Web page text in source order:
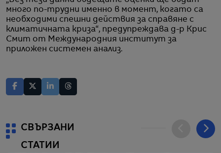
много по-трудни именно в момент, когато са
необходими спешни действия за справяне с
климатичната криза“, предупреждава д-р Крис
Смит от Международния институт за
приложен системен анализ.
СВЪРЗАНИ
СТАТИИ